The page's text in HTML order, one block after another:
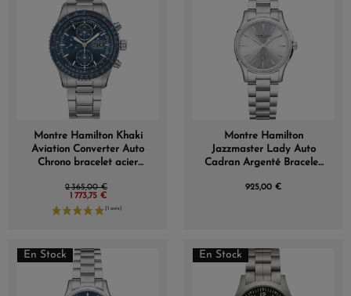
Montre Hamilton Khaki
Aviation Converter Auto
Chrono bracelet acier
Cadran Bleu Bracelet
Acier 44 mm
2 365,00 €
1 773,75 €
Montre Hamilton
Jazzmaster Lady Auto
Cadran Argenté Bracelet
925,00 €
En Stock En Stock